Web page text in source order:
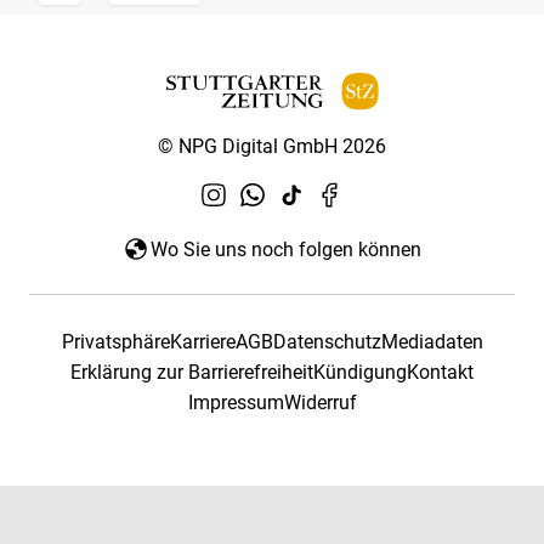
© NPG Digital GmbH 2026
Wo Sie uns noch folgen können
PrivatsphäreKarriereAGBDatenschutzMediadaten
Erklärung zur BarrierefreiheitKündigungKontakt
ImpressumWiderruf